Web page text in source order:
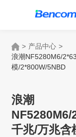
> 产品中心 >
浪潮NF5280M6/
模/2*800W/5NBD
浪潮
NF5280M6/
千兆/万兆含